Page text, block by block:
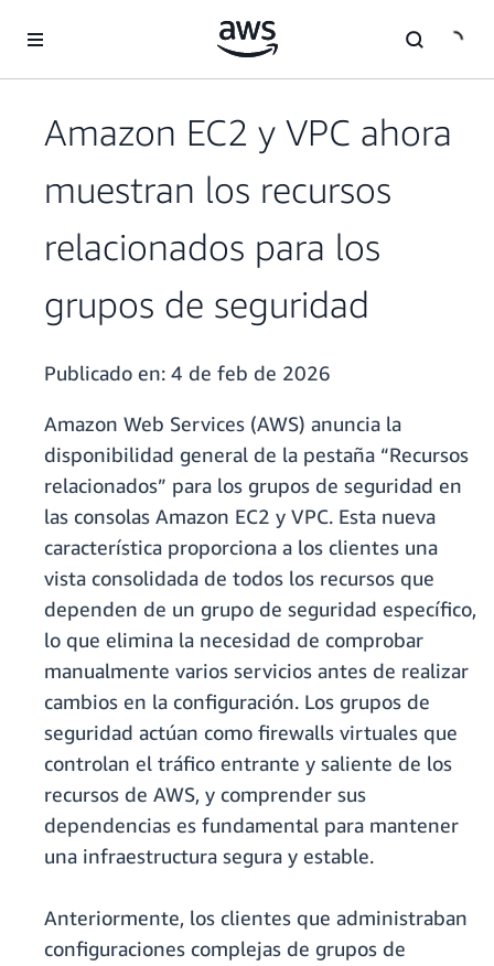
Amazon EC2 y VPC ahora
muestran los recursos
relacionados para los
grupos de seguridad
Publicado en: 4 de feb de 2026
Amazon Web Services (AWS) anuncia la
disponibilidad general de la pestaña “Recursos
relacionados” para los grupos de seguridad en
las consolas Amazon EC2 y VPC. Esta nueva
característica proporciona a los clientes una
vista consolidada de todos los recursos que
dependen de un grupo de seguridad específico,
lo que elimina la necesidad de comprobar
manualmente varios servicios antes de realizar
cambios en la configuración. Los grupos de
seguridad actúan como firewalls virtuales que
controlan el tráfico entrante y saliente de los
recursos de AWS, y comprender sus
dependencias es fundamental para mantener
una infraestructura segura y estable.
Anteriormente, los clientes que administraban
configuraciones complejas de grupos de